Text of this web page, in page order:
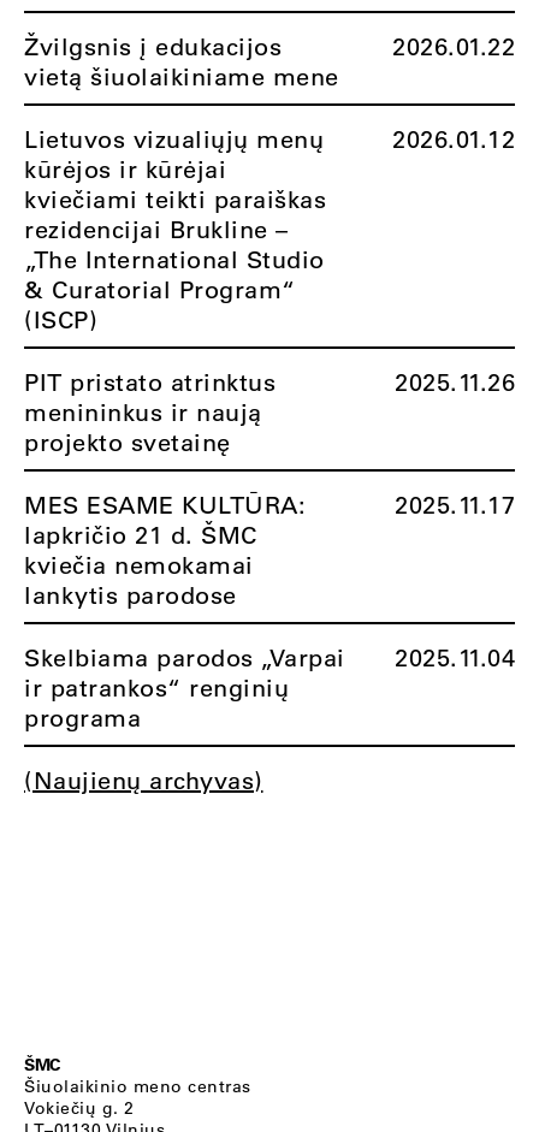
Žvilgsnis į edukacijos
vietą šiuolaikiniame mene
2026.01.22
Lietuvos vizualiųjų menų
kūrėjos ir kūrėjai
kviečiami teikti paraiškas
rezidencijai Brukline –
„The International Studio
& Curatorial Program“
(ISCP)
2026.01.12
PIT pristato atrinktus
menininkus ir naują
projekto svetainę
2025.11.26
MES ESAME KULTŪRA:
lapkričio 21 d. ŠMC
kviečia nemokamai
lankytis parodose
2025.11.17
Skelbiama parodos „Varpai
ir patrankos“ renginių
programa
2025.11.04
(Naujienų archyvas)
ŠMC
Šiuolaikinio meno centras
Vokiečių g. 2